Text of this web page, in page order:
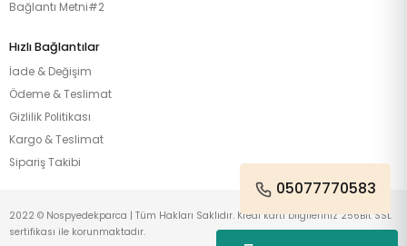
Bağlantı Metni#2
Hızlı Bağlantılar
İade & Değişim
Ödeme & Teslimat
Gizlilik Politikası
Kargo & Teslimat
Sipariş Takibi
05077770583
2022 © Nospyedekparca | Tüm Hakları Saklıdır. Kredi kartı bilgileriniz 256Bit SSL
sertifikası ile korunmaktadır.